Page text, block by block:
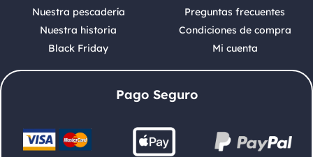
Nuestra pescadería
Nuestra historia
Black Friday
Preguntas frecuentes
Condiciones de compra
Mi cuenta
Pago Seguro